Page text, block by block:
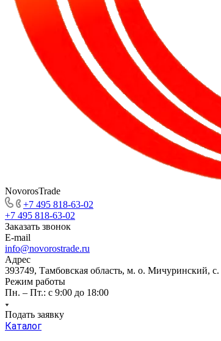
NovorosTrade
+7 495 818-63-02
+7 495 818-63-02
Заказать звонок
E-mail
info@novorostrade.ru
Адрес
393749, Тамбовская область, м. о. Мичуринский,
Режим работы
Пн. – Пт.: с 9:00 до 18:00
Подать заявку
Каталог